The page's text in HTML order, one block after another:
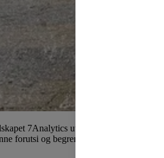
7Analytics utvikler en unik
forutsi og begrense konsekvensene av